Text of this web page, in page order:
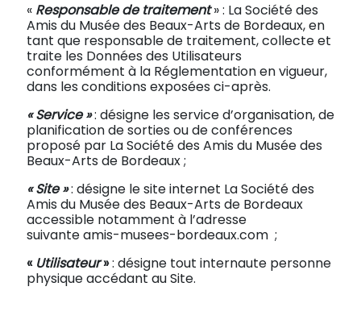
« Responsable de traitement» : La Société des
Amis du Musée des Beaux-Arts de Bordeaux, en
tant que responsable de traitement, collecte et
traite les Données des Utilisateurs
conformément à la Réglementation en vigueur,
dans les conditions exposées ci-après.
« Service »: désigne les service d’organisation, de
planification de sorties ou de conférences
proposé par La Société des Amis du Musée des
Beaux-Arts de Bordeaux ;
« Site »: désigne le site internet La Société des
Amis du Musée des Beaux-Arts de Bordeaux
accessible notamment à l’adresse
suivante amis-musees-bordeaux.com ;
« Utilisateur»: désigne tout internaute personne
physique accédant au Site.